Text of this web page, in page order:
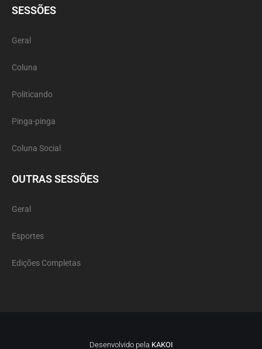
SESSÕES
Geral
Coluna
Politicando
Pinga-pinga
Coluna Social
OUTRAS SESSÕES
Geral
Esportes
Edições Completas
Desenvolvido pela KAKOI